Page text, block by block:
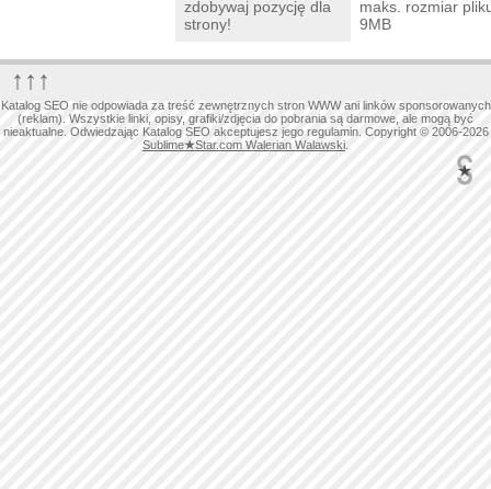
zdobywaj pozycję dla
strony!
maks. rozmiar
9MB
↑↑↑
Katalog SEO nie odpowiada za treść zewnętrznych stron WWW ani linków sponsorowanych
(reklam). Wszystkie linki, opisy, grafiki/zdjęcia do pobrania są darmowe, ale mogą być
nieaktualne. Odwiedzając Katalog SEO akceptujesz jego regulamin. Copyright © 2006-2026
Sublime★Star.com Walerian Walawski